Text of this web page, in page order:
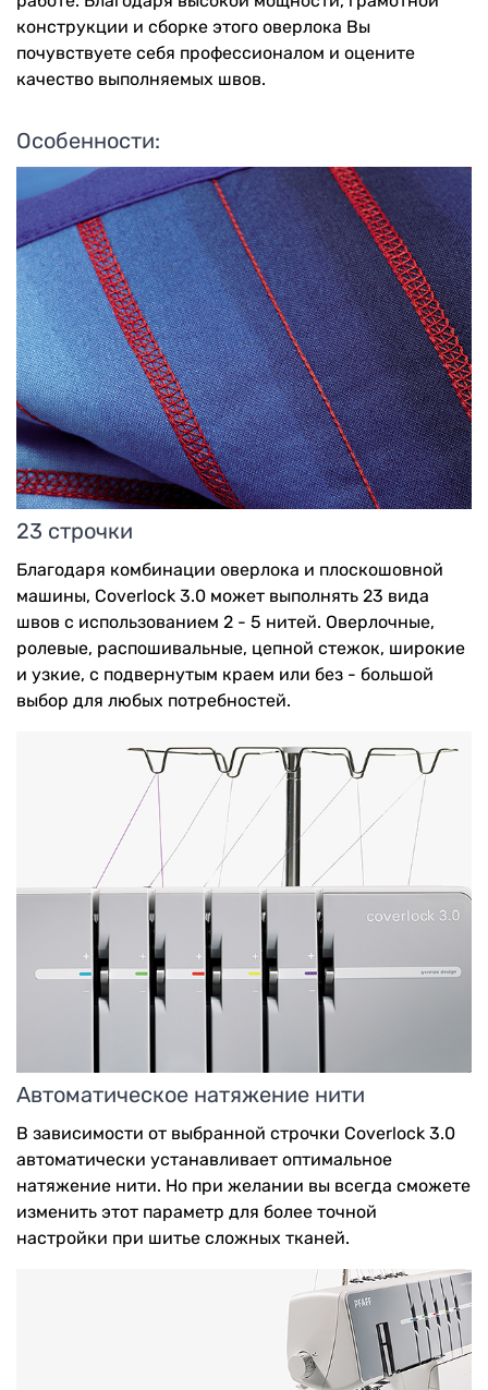
конструкции и сборке этого оверлока Вы
почувствуете себя профессионалом и оцените
качество выполняемых швов.
Особенности:
23 строчки
Благодаря комбинации оверлока и плоскошовной
машины, Coverlock 3.0 может выполнять 23 вида
швов с использованием 2 - 5 нитей. Оверлочные,
ролевые, распошивальные, цепной стежок, широкие
и узкие, с подвернутым краем или без - большой
выбор для любых потребностей.
Автоматическое натяжение нити
В зависимости от выбранной строчки Coverlock 3.0
автоматически устанавливает оптимальное
натяжение нити. Но при желании вы всегда сможете
изменить этот параметр для более точной
настройки при шитье сложных тканей.